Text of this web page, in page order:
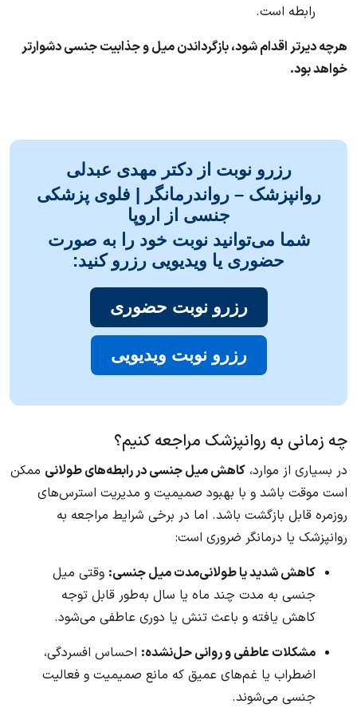
رابطه است.
هرچه دیرتر اقدام شود، بازگرداندن میل و جذابیت جنسی دشوارتر
خواهد بود.
رزرو نوبت از دکتر مهدی عبدلی
روانپزشک – رواندرمانگر | فلوی پزشکی
جنسی از اروپا
شما می‌توانید نوبت خود را به صورت
حضوری یا ویدیویی رزرو کنید:
رزرو نوبت حضوری
رزرو نوبت ویدیویی
چه زمانی به روانپزشک مراجعه کنیم؟
در بسیاری از موارد، کاهش میل جنسی در رابطه‌های طولانی ممکن
است موقت باشد و با بهبود صمیمیت و مدیریت استرس‌های
روزمره قابل بازگشت باشد. اما در برخی شرایط مراجعه به
روانپزشک یا درمانگر ضروری است:
کاهش شدید یا طولانی‌مدت میل جنسی: وقتی میل
جنسی به مدت چند ماه یا سال به‌طور قابل توجه
کاهش یافته و باعث تنش یا دوری عاطفی می‌شود.
مشکلات عاطفی و روانی حل‌نشده: احساس افسردگی،
اضطراب یا غم‌های عمیق که مانع صمیمیت و فعالیت
جنسی می‌شوند.